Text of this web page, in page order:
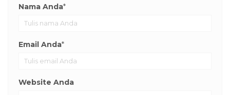
Nama Anda*
Email Anda*
Website Anda